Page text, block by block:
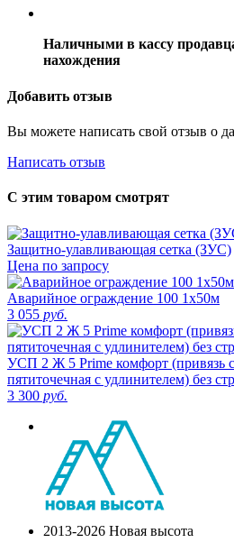
Наличными в кассу
нахождения
Добавить отзыв
Вы можете написать свой отзыв о
Написать отзыв
С этим товаром смотрят
Защитно-улавливающая сетка (ЗУС)
Цена по запросу
Аварийное ограждение 100 1х50м
3 055 руб.
УСП 2 Ж 5 Prime комфорт (привязь
пятиточечная с удлинителем) без
3 300 руб.
2013-2026 Новая высота